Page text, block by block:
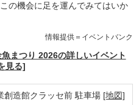
の機会に足を運んでみてはいか
情報提供＝イベントバンク
まつり 2026の詳しいイベント
見る]
創造館クラッセ前 駐車場 [地図]